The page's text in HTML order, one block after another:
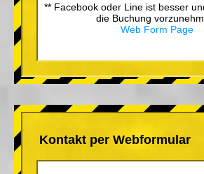
** Facebook oder Line ist besser
die Buchung
Web Form Page
Kontakt per Webformular